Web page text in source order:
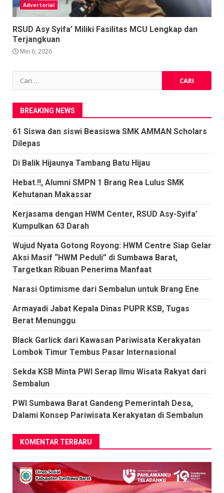
Advertorial
RSUD Asy Syifa’ Miliki Fasilitas MCU Lengkap dan
Terjangkuan
Mei 6, 2026
Cari
untuk:
BREAKING NEWS
61 Siswa dan siswi Beasiswa SMK AMMAN Scholars
Dilepas
Di Balik Hijaunya Tambang Batu Hijau
Hebat.!!, Alumni SMPN 1 Brang Rea Lulus SMK
Kehutanan Makassar
Kerjasama dengan HWM Center, RSUD Asy-Syifa’
Kumpulkan 63 Darah
Wujud Nyata Gotong Royong: HWM Centre Siap Gelar
Aksi Masif “HWM Peduli” di Sumbawa Barat,
Targetkan Ribuan Penerima Manfaat
Narasi Optimisme dari Sembalun untuk Brang Ene
Armayadi Jabat Kepala Dinas PUPR KSB, Tugas
Berat Menunggu
Black Garlick dari Kawasan Pariwisata Kerakyatan
Lombok Timur Tembus Pasar Internasional
Sekda KSB Minta PWI Serap Ilmu Wisata Rakyat dari
Sembalun
PWI Sumbawa Barat Gandeng Pemerintah Desa,
Dalami Konsep Pariwisata Kerakyatan di Sembalun
KOMENTAR TERBARU